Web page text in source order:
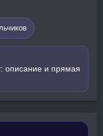
описание и прямая